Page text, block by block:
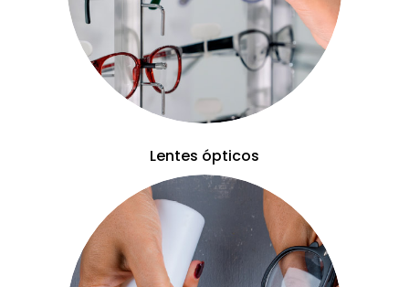
Lentes ópticos